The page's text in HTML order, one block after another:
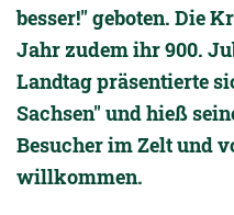
besser!" geboten. Die
Jahr zudem ihr 900.
Landtag präsentierte
Sachsen" und hieß
Besucher im Zelt und
willkommen.